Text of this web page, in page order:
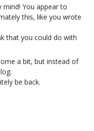
mind! You appear to
this, like you wrote
that you could do with
a bit, but instead of
be back.